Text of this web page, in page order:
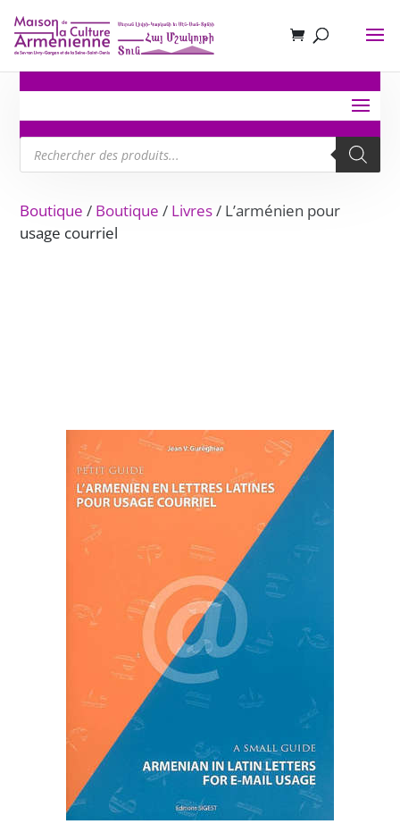
Recherche
de
produits
Boutique / Boutique / Livres/ L’arménien pour
usage courriel